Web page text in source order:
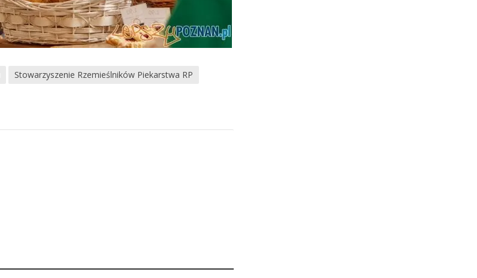
Stowarzyszenie Rzemieślników Piekarstwa RP